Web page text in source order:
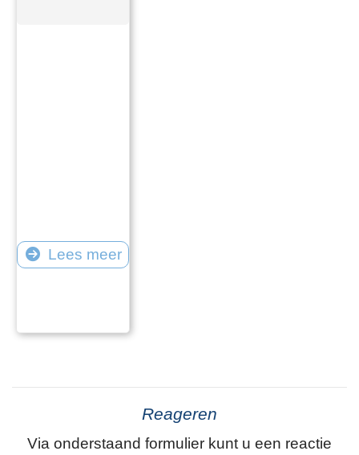
Lees meer
Reageren
Via onderstaand formulier kunt u een reactie